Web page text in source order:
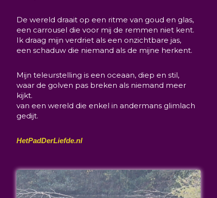
De wereld draait op een ritme van goud en glas,
een carrousel die voor mij de remmen niet kent.
Ik draag mijn verdriet als een onzichtbare jas,
een schaduw die niemand als de mijne herkent.
Mijn teleurstelling is een oceaan, diep en stil,
waar de golven pas breken als niemand meer
kijkt.
van een wereld die enkel in andermans glimlach
gedijt.
HetPadDerLiefde.nl